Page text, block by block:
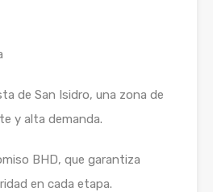
de San Isidro, una zona de
y alta demanda.
BHD, que garantiza
en cada etapa.